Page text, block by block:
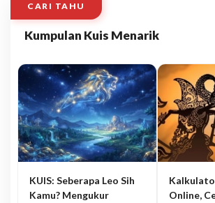
CARI TAHU
Kumpulan Kuis Menarik
KUIS: Seberapa Leo Sih
Kamu? Mengukur
Online,